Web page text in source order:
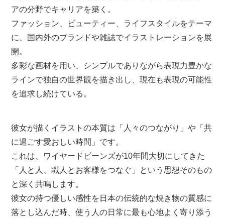
アの分野でキャリアを築く。
ファッション、ビューティー、ライフスタイルをテーマ
に、 国内外のブランドや雑誌でイラストレーションを展
開。
多彩な画材を用い、シンプルでありながら表現力豊かな
ラインで独自の世界観を描き出し、現在も表現の可能性
を追求し続けている。
彼女が描くイラストの本質は「人々のつながり」や「共
に過ごす愛おしい時間」です。
これは、ワイヤードビーンズが10年間大切にしてきた
「人と人、職人とお客様をつなぐ」という思想そのもの
と深く共鳴します。
彼女の持つ優しい感性を日本の伝統的な焼き物の質感に
落とし込んだ時、使う人の日常に最も心地よく寄り添う